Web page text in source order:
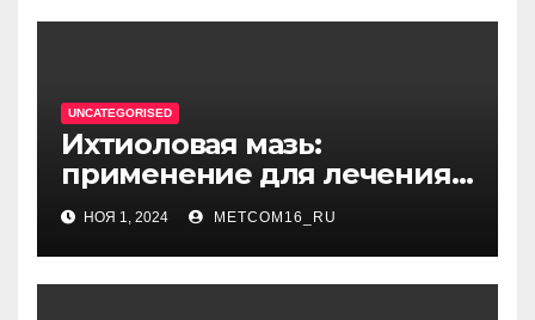
UNCATEGORISED
Ихтиоловая мазь:
применение для лечения
фурункулов
НОЯ 1, 2024 METCOM16_RU